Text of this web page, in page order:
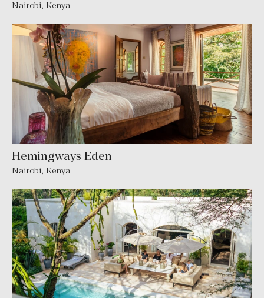
Nairobi, Kenya
Hemingways Eden
Nairobi, Kenya